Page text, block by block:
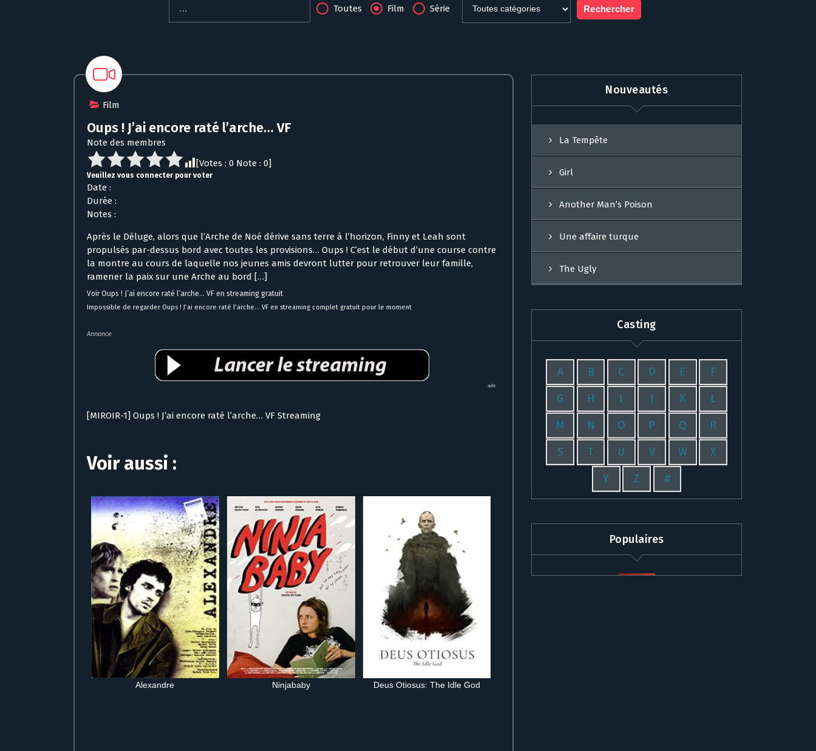
Toutes Film Série
Film
Oups ! J’ai encore raté l’arche… VF
Note des membres
[Votes : 0 Note : 0]
Veuillez vous connecter pour voter
Date :
Durée :
Notes :
Après le Déluge, alors que l’Arche de Noé­ dérive sans terre à l’horizon, Finny et Leah sont
propulsés par-dessus bord avec toutes les provisions… Oups ! C’est le début d’une course contre
la montre au cours de laquelle nos jeunes amis devront lutter pour retrouver leur famille,
ramener la paix sur une Arche au bord […]
Voir Oups ! J’ai encore raté l’arche… VF en streaming gratuit
Impossible de regarder Oups ! J’ai encore raté l’arche… VF en streaming complet gratuit pour le moment
Annonce
[MIROIR-1] Oups ! J’ai encore raté l’arche… VF Streaming
Voir aussi :
Alexandre Ninjababy Deus Otiosus: The Idle God
Nouveautés
La Tempête
Girl
Another Man’s Poison
Une affaire turque
The Ugly
Casting
A B C D E F
G H I J K L
M N O P Q R
S T U V W X
Y Z #
Populaires